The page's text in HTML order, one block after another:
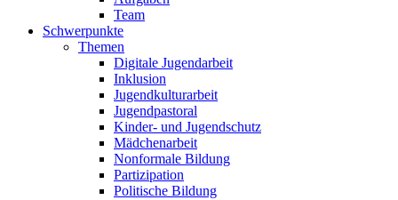
Team
Schwerpunkte
Themen
Digitale Jugendarbeit
Inklusion
Jugendkulturarbeit
Jugendpastoral
Kinder- und Jugendschutz
Mädchenarbeit
Nonformale Bildung
Partizipation
Politische Bildung